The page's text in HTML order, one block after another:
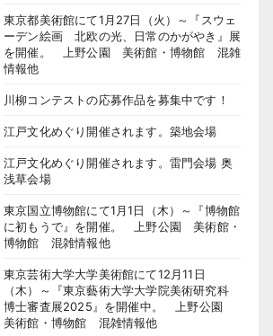
東京都美術館にて1月27日（火）～『スウェ
ーデン絵画 北欧の光、日常のかがやき』展
を開催。 上野公園 美術館・博物館 混雑
情報他
川柳コンテストの応募作品を募集中です！
江戸文化めぐり開催されます。築地会場
江戸文化めぐり開催されます。雷門会場 奥
浅草会場
東京国立博物館にて1月1日（木）～『博物館
に初もうで』を開催。 上野公園 美術館・
博物館 混雑情報他
東京芸術大学大学美術館にて12月11日
（木）～『東京藝術大学大学院美術研究科
博士審査展2025』を開催中。 上野公園
美術館・博物館 混雑情報他